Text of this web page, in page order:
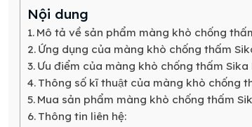
Nội dung
Mô tả về sản phẩm màng khò chống
Ứng dụng của màng khò chống thấm
Ưu điểm của màng khò chống thấm Sika
Thông số kĩ thuật của màng khò chống
Mua sản phẩm màng khò chống thấm
Thông tin liên hệ: